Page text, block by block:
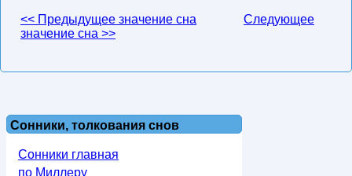
<< Предыдущее значение сна
Следующее
значение сна >>
Сонники, толкования снов
Сонники главная
по Миллеру